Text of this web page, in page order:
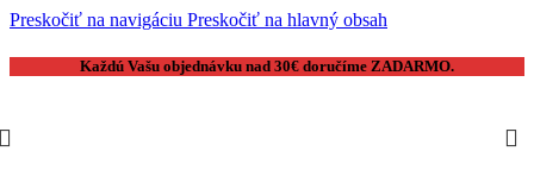
Preskočiť na navigáciu Preskočiť na hlavný obsah
Každú Vašu objednávku nad 30€ doručíme ZADARMO.